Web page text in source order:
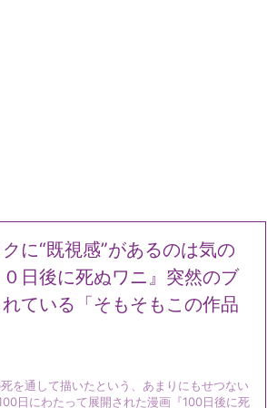
に“既視感”があるのは気の
日後に死ぬワニ』突然のブ
ている「そもそもこの作品
を通して描いたという、あまりにもせつない
日にわたって展開された漫画『100日後に死